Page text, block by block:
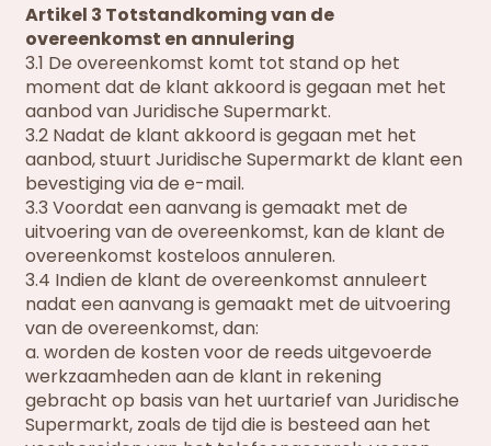
Artikel 3 Totstandkoming van de
overeenkomst en annulering
3.1 De overeenkomst komt tot stand op het
moment dat de klant akkoord is gegaan met het
aanbod van Juridische Supermarkt.
3.2 Nadat de klant akkoord is gegaan met het
aanbod, stuurt Juridische Supermarkt de klant een
bevestiging via de e-mail.
3.3 Voordat een aanvang is gemaakt met de
uitvoering van de overeenkomst, kan de klant de
overeenkomst kosteloos annuleren.
3.4 Indien de klant de overeenkomst annuleert
nadat een aanvang is gemaakt met de uitvoering
van de overeenkomst, dan:
a. worden de kosten voor de reeds uitgevoerde
werkzaamheden aan de klant in rekening
gebracht op basis van het uurtarief van Juridische
Supermarkt, zoals de tijd die is besteed aan het